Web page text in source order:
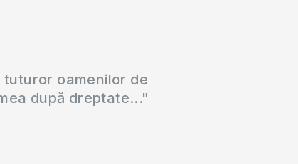
oamenilor de
după dreptate..."